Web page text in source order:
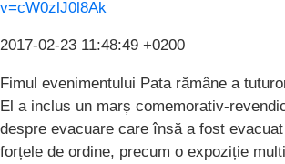
v=cW0zlJ0l8Ak
2017-02-23 11:48:49 +0200
Fimul evenimentului Pata rămâne a
El a inclus un marș comemorativ-
despre evacuare care însă a fost
forțele de ordine, precum o expoziție